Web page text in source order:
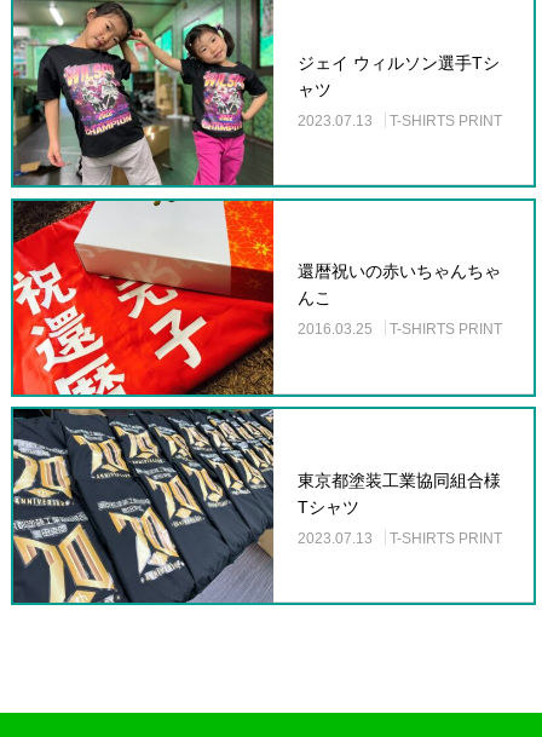
ジェイ ウィルソン選手Tシ
ャツ
2023.07.13 T-SHIRTS PRINT
還暦祝いの赤いちゃんちゃ
んこ
2016.03.25 T-SHIRTS PRINT
東京都塗装工業協同組合様
Tシャツ
2023.07.13 T-SHIRTS PRINT